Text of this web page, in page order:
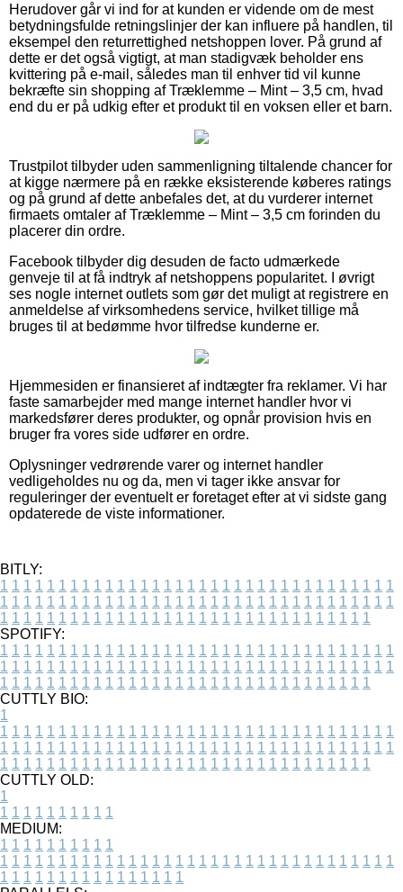
Herudover går vi ind for at kunden er vidende om de mest
betydningsfulde retningslinjer der kan influere på handlen, til
eksempel den returrettighed netshoppen lover. På grund af
dette er det også vigtigt, at man stadigvæk beholder ens
kvittering på e-mail, således man til enhver tid vil kunne
bekræfte sin shopping af Træklemme – Mint – 3,5 cm, hvad
end du er på udkig efter et produkt til en voksen eller et barn.
Trustpilot tilbyder uden sammenligning tiltalende chancer for
at kigge nærmere på en række eksisterende køberes ratings
og på grund af dette anbefales det, at du vurderer internet
firmaets omtaler af Træklemme – Mint – 3,5 cm forinden du
placerer din ordre.
Facebook tilbyder dig desuden de facto udmærkede
genveje til at få indtryk af netshoppens popularitet. I øvrigt
ses nogle internet outlets som gør det muligt at registrere en
anmeldelse af virksomhedens service, hvilket tillige må
bruges til at bedømme hvor tilfredse kunderne er.
Hjemmesiden er finansieret af indtægter fra reklamer. Vi har
faste samarbejder med mange internet handler hvor vi
markedsfører deres produkter, og opnår provision hvis en
bruger fra vores side udfører en ordre.
Oplysninger vedrørende varer og internet handler
vedligeholdes nu og da, men vi tager ikke ansvar for
reguleringer der eventuelt er foretaget efter at vi sidste gang
opdaterede de viste informationer.
BITLY:
1 1 1 1 1 1 1 1 1 1 1 1 1 1 1 1 1 1 1 1 1 1 1 1 1 1 1 1 1 1 1 1 1 1
1 1 1 1 1 1 1 1 1 1 1 1 1 1 1 1 1 1 1 1 1 1 1 1 1 1 1 1 1 1 1 1 1 1
1 1 1 1 1 1 1 1 1 1 1 1 1 1 1 1 1 1 1 1 1 1 1 1 1 1 1 1 1 1 1 1
SPOTIFY:
1 1 1 1 1 1 1 1 1 1 1 1 1 1 1 1 1 1 1 1 1 1 1 1 1 1 1 1 1 1 1 1 1 1
1 1 1 1 1 1 1 1 1 1 1 1 1 1 1 1 1 1 1 1 1 1 1 1 1 1 1 1 1 1 1 1 1 1
1 1 1 1 1 1 1 1 1 1 1 1 1 1 1 1 1 1 1 1 1 1 1 1 1 1 1 1 1 1 1 1
CUTTLY BIO:
1
1 1 1 1 1 1 1 1 1 1 1 1 1 1 1 1 1 1 1 1 1 1 1 1 1 1 1 1 1 1 1 1 1 1
1 1 1 1 1 1 1 1 1 1 1 1 1 1 1 1 1 1 1 1 1 1 1 1 1 1 1 1 1 1 1 1 1 1
1 1 1 1 1 1 1 1 1 1 1 1 1 1 1 1 1 1 1 1 1 1 1 1 1 1 1 1 1 1 1 1
CUTTLY OLD:
1
1 1 1 1 1 1 1 1 1 1
MEDIUM:
1 1 1 1 1 1 1 1 1 1
1 1 1 1 1 1 1 1 1 1 1 1 1 1 1 1 1 1 1 1 1 1 1 1 1 1 1 1 1 1 1 1 1 1
1 1 1 1 1 1 1 1 1 1 1 1 1 1 1 1